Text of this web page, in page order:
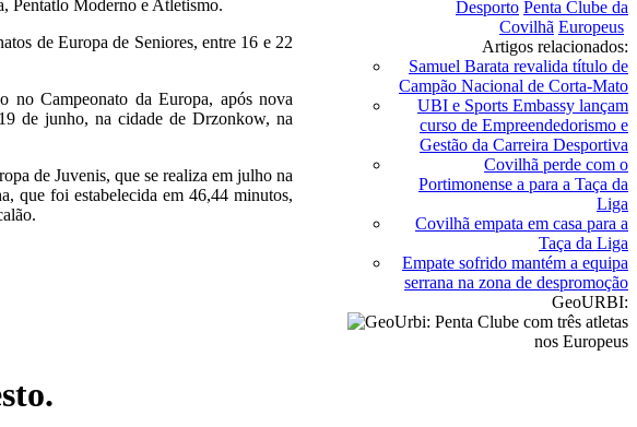
Pentatlo Moderno e Atletismo.
de Europa de Seniores, entre 16 e 22
no Campeonato da Europa, após nova
de junho, na cidade de Drzonkow, na
de Juvenis, que se realiza em julho na
que foi estabelecida em 46,44 minutos,
Desporto Penta Clube da
Covilhã Europeus
Artigos relacionados:
Samuel Barata revalida título de
Campão Nacional de Corta-Mato
UBI e Sports Embassy lançam
curso de Empreendedorismo e
Gestão da Carreira Desportiva
Covilhã perde com o
Portimonense a para a Taça da
Liga
Covilhã empata em casa para a
Taça da Liga
Empate sofrido mantém a equipa
serrana na zona de despromoção
GeoURBI: